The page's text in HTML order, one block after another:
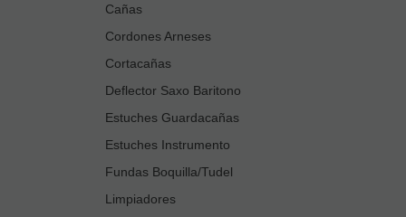
Cañas
Cordones Arneses
Cortacañas
Deflector Saxo Baritono
Estuches Guardacañas
Estuches Instrumento
Fundas Boquilla/Tudel
Limpiadores